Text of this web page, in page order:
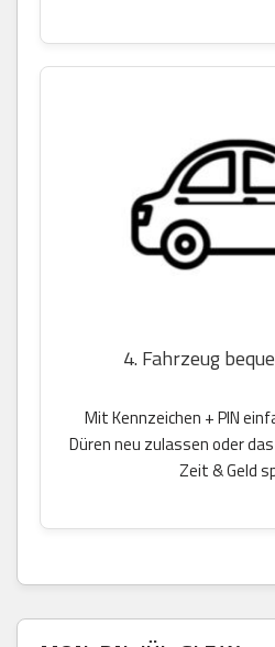
4. Fahrzeug
Mit Kennzeichen + PIN
Düren neu zulassen oder
Zeit & Geld